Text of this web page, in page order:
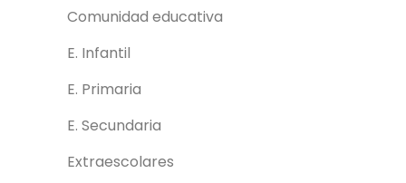
Comunidad educativa
E. Infantil
E. Primaria
E. Secundaria
Extraescolares